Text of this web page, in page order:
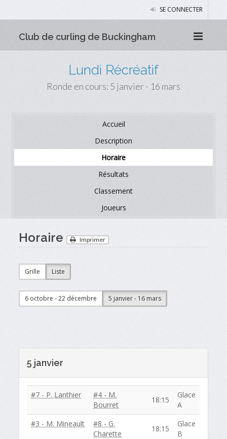
SE CONNECTER
Club de curling de Buckingham
Lundi Récréatif
Ronde en cours: 5 janvier - 16 mars
Accueil
Description
Horaire
Résultats
Classement
Joueurs
Horaire Imprimer
Grille Liste
6 octobre - 22 décembre 5 janvier - 16 mars
5 janvier
#7 - P. Lanthier
#4 - M.
Bourret
18:15
Glace
A
#3 - M. Mineault
#8 - G.
Charette
18:15
Glace
B